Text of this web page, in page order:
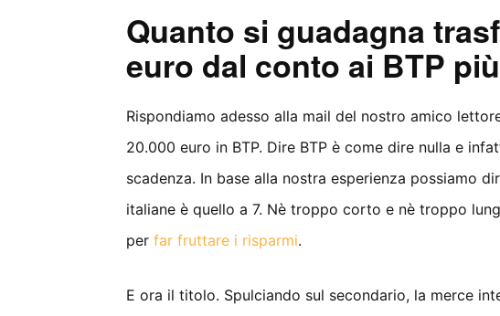
Quanto si guadagna
euro dal conto ai BTP
Rispondiamo adesso alla mail del nostro amico
20.000 euro in BTP. Dire BTP è come dire nulla e
scadenza. In base alla nostra esperienza possiamo
italiane è quello a 7. Nè troppo corto e nè troppo
per far fruttare i risparmi.
E ora il titolo. Spulciando sul secondario, la merce